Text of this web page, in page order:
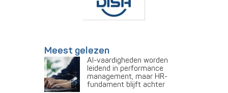
Meest gelezen
AI-vaardigheden worden
leidend in performance
management, maar HR-
fundament blijft achter